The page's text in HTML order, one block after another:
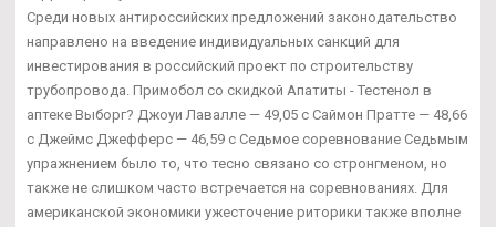
Среди новых антироссийских предложений законодательство
направлено на введение индивидуальных санкций для
инвестирования в российский проект по строительству
трубопровода. Примобол со скидкой Апатиты - Тестенол в
аптеке Выборг? Джоуи Лавалле — 49,05 с Саймон Пратте — 48,66
с Джеймс Джефферс — 46,59 с Седьмое соревнование Седьмым
упражнением было то, что тесно связано со стронгменом, но
также не слишком часто встречается на соревнованиях. Для
американской экономики ужесточение риторики также вполне